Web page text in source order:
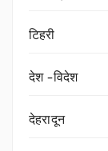
टिहरी
देश -विदेश
देहरादून